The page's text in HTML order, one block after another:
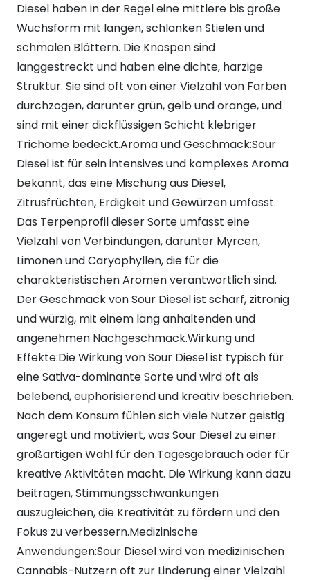
Diesel haben in der Regel eine mittlere bis große
Wuchsform mit langen, schlanken Stielen und
schmalen Blättern. Die Knospen sind
langgestreckt und haben eine dichte, harzige
Struktur. Sie sind oft von einer Vielzahl von Farben
durchzogen, darunter grün, gelb und orange, und
sind mit einer dickflüssigen Schicht klebriger
Trichome bedeckt.Aroma und Geschmack:Sour
Diesel ist für sein intensives und komplexes Aroma
bekannt, das eine Mischung aus Diesel,
Zitrusfrüchten, Erdigkeit und Gewürzen umfasst.
Das Terpenprofil dieser Sorte umfasst eine
Vielzahl von Verbindungen, darunter Myrcen,
Limonen und Caryophyllen, die für die
charakteristischen Aromen verantwortlich sind.
Der Geschmack von Sour Diesel ist scharf, zitronig
und würzig, mit einem lang anhaltenden und
angenehmen Nachgeschmack.Wirkung und
Effekte:Die Wirkung von Sour Diesel ist typisch für
eine Sativa-dominante Sorte und wird oft als
belebend, euphorisierend und kreativ beschrieben.
Nach dem Konsum fühlen sich viele Nutzer geistig
angeregt und motiviert, was Sour Diesel zu einer
großartigen Wahl für den Tagesgebrauch oder für
kreative Aktivitäten macht. Die Wirkung kann dazu
beitragen, Stimmungsschwankungen
auszugleichen, die Kreativität zu fördern und den
Fokus zu verbessern.Medizinische
Anwendungen:Sour Diesel wird von medizinischen
Cannabis-Nutzern oft zur Linderung einer Vielzahl